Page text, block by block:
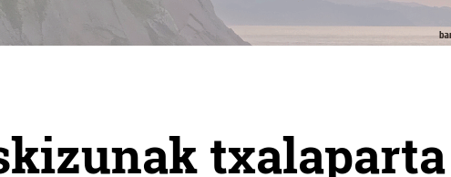
txalaparta